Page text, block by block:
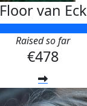
Floor van Eck
Raised so far
€478